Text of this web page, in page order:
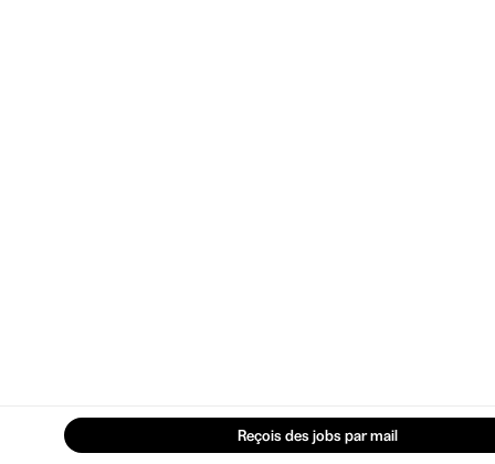
Reçois des jobs par mail